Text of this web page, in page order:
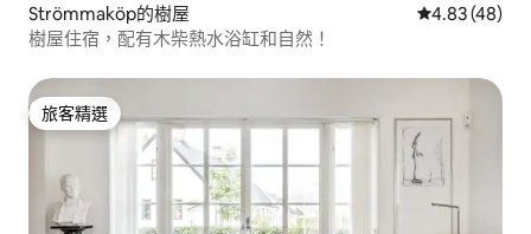
Strömmaköp的樹屋 從 48 則評價
4.83 (48)
樹屋住宿，配有木柴熱水浴缸和自然！
旅客精選
旅客精選